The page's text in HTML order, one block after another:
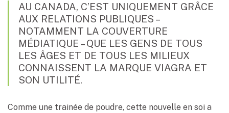
AU CANADA, C’EST UNIQUEMENT GRÂCE
AUX RELATIONS PUBLIQUES –
NOTAMMENT LA COUVERTURE
MÉDIATIQUE – QUE LES GENS DE TOUS
LES ÂGES ET DE TOUS LES MILIEUX
CONNAISSENT LA MARQUE VIAGRA ET
SON UTILITÉ.
Comme une trainée de poudre, cette nouvelle en soi a